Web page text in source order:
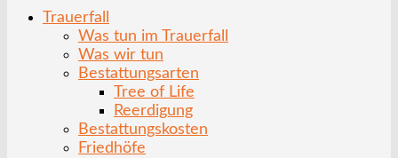
Trauerfall
Was tun im Trauerfall
Was wir tun
Bestattungsarten
Tree of Life
Reerdigung
Bestattungskosten
Friedhöfe